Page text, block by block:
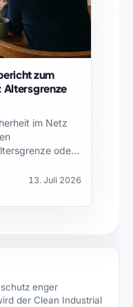
zum
im Netz
oder
13. Juli 2026
enger
der Clean Industrial